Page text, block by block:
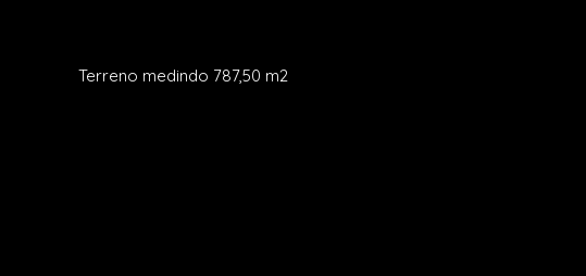
Terreno medindo 787,50 m2